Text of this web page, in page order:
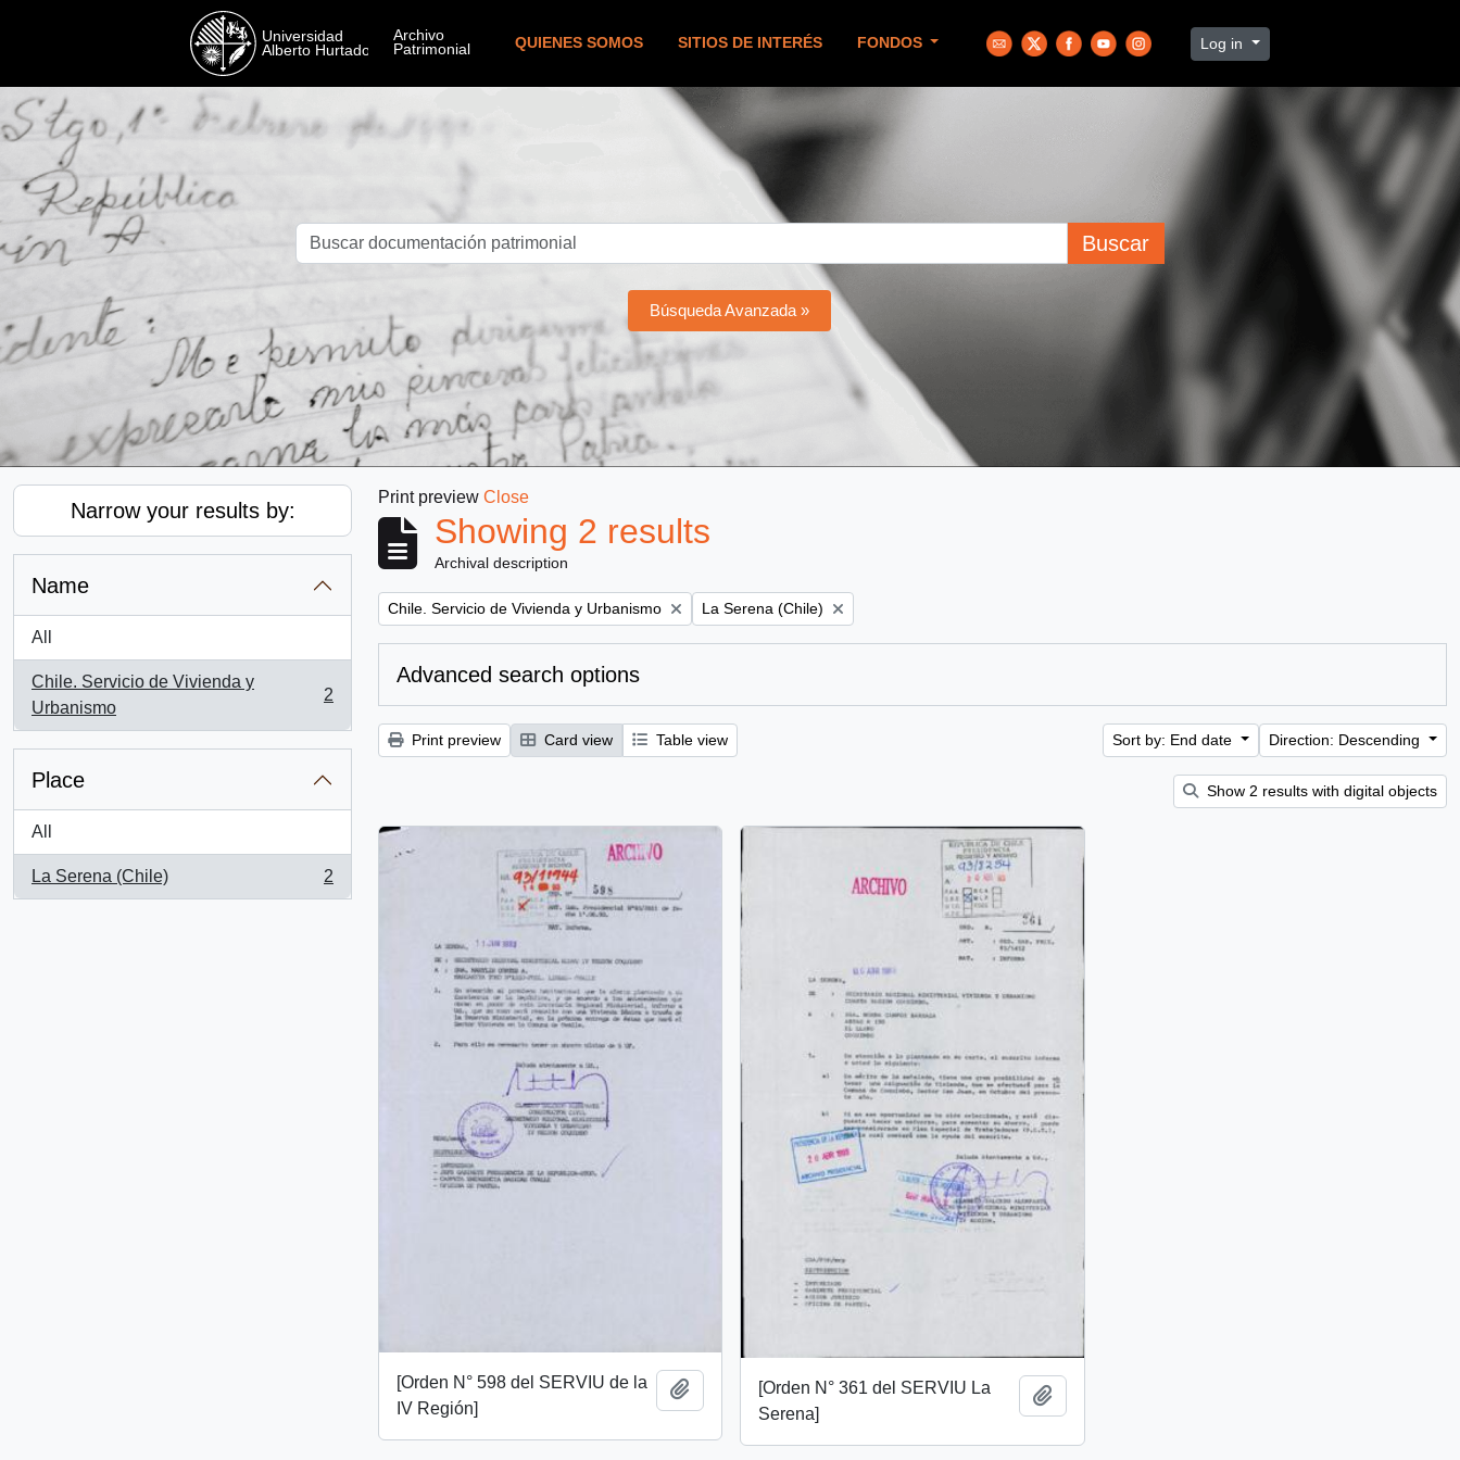
QUIENES SOMOS SITIOS DE INTERÉS FONDOS Log in
Buscar
Búsqueda Avanzada »
Narrow your results by:
Name
All
Chile. Servicio de Vivienda y
Urbanismo
, 2 results
2
Place
All
La Serena (Chile)
, 2 results
2
Print preview Close
Showing 2 results
Archival description
Remove filter:
Chile. Servicio de Vivienda y Urbanismo Remove filter:
La Serena (Chile)
Advanced search options
Print preview Card view Table view Sort by: End date Direction: Descending
Show 2 results with digital objects
[Orden N° 598 del SERVIU de la
IV Región]
Add to clipboard[Orden N° 361 del SERVIU La
Serena]
Add to clipboard